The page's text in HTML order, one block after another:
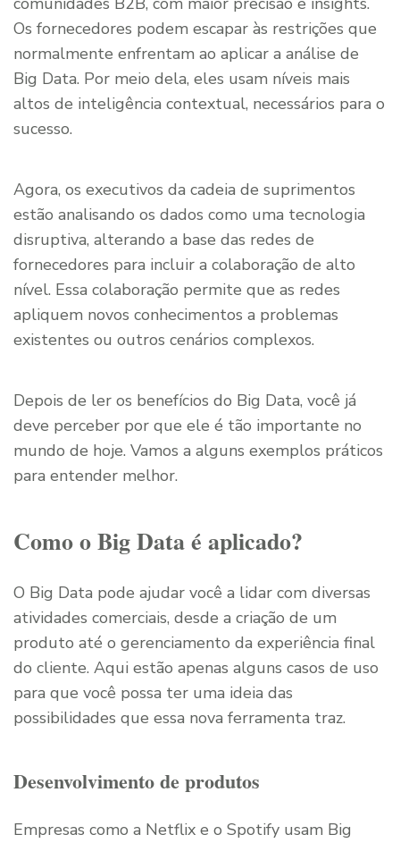
Os fornecedores podem escapar às restrições que
normalmente enfrentam ao aplicar a análise de
Big Data. Por meio dela, eles usam níveis mais
altos de inteligência contextual, necessários para o
sucesso.
Agora, os executivos da cadeia de suprimentos
estão analisando os dados como uma tecnologia
disruptiva, alterando a base das redes de
fornecedores para incluir a colaboração de alto
nível. Essa colaboração permite que as redes
apliquem novos conhecimentos a problemas
existentes ou outros cenários complexos.
Depois de ler os benefícios do Big Data, você já
deve perceber por que ele é tão importante no
mundo de hoje. Vamos a alguns exemplos práticos
para entender melhor.
Como o Big Data é aplicado?
O Big Data pode ajudar você a lidar com diversas
atividades comerciais, desde a criação de um
produto até o gerenciamento da experiência final
do cliente. Aqui estão apenas alguns casos de uso
para que você possa ter uma ideia das
possibilidades que essa nova ferramenta traz.
Desenvolvimento de produtos
Empresas como a Netflix e o Spotify usam Big